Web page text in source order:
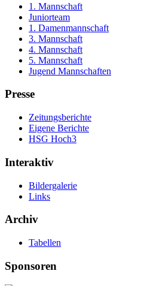
1. Mannschaft
Juniorteam
1. Damenmannschaft
3. Mannschaft
4. Mannschaft
5. Mannschaft
Jugend Mannschaften
Presse
Zeitungsberichte
Eigene Berichte
HSG Hoch3
Interaktiv
Bildergalerie
Links
Archiv
Tabellen
Sponsoren